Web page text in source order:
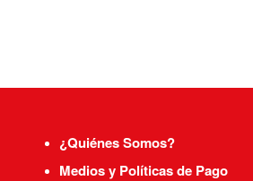
¿Quiénes Somos?
Medios y Políticas de Pago